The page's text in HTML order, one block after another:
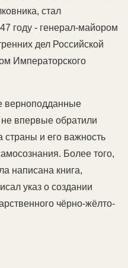
стал
году - генерал-майором
дел Российской
Императорского
верноподданные
впервые обратили
страны и его важность
Более того,
написана книга,
указ о создании
чёрно-жёлто-